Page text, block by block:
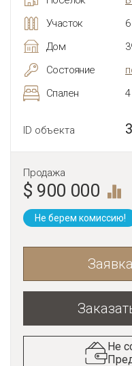
Участок
Дом
Состояние
Спален
4
ID объекта
Продажа
$ 900 000
Не берем комиссию!
Не